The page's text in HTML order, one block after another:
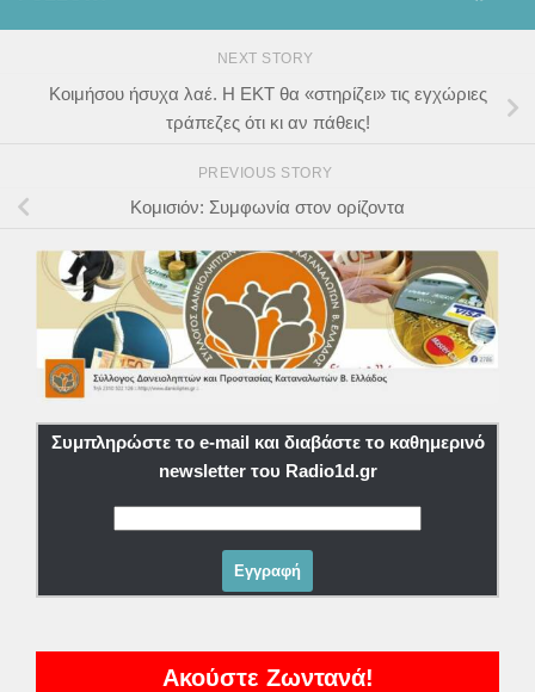
NEXT STORY
Κοιμήσου ήσυχα λαέ. Η ΕΚΤ θα «στηρίζει» τις εγχώριες
τράπεζες ότι κι αν πάθεις!
PREVIOUS STORY
Κομισιόν: Συμφωνία στον ορίζοντα
Συμπληρώστε το e-mail και διαβάστε το καθημερινό
newsletter του Radio1d.gr
Ακούστε Ζωντανά!